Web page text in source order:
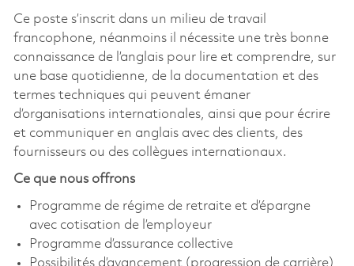
Ce poste s’inscrit dans un milieu de travail
francophone, néanmoins il nécessite une très bonne
connaissance de l’anglais pour lire et comprendre, sur
une base quotidienne, de la documentation et des
termes techniques qui peuvent émaner
d’organisations internationales, ainsi que pour écrire
et communiquer en anglais avec des clients, des
fournisseurs ou des collègues internationaux.
Ce que nous offrons
Programme de régime de retraite et d’épargne
avec cotisation de l’employeur
Programme d’assurance collective
Possibilités d’avancement (progression de carrière)